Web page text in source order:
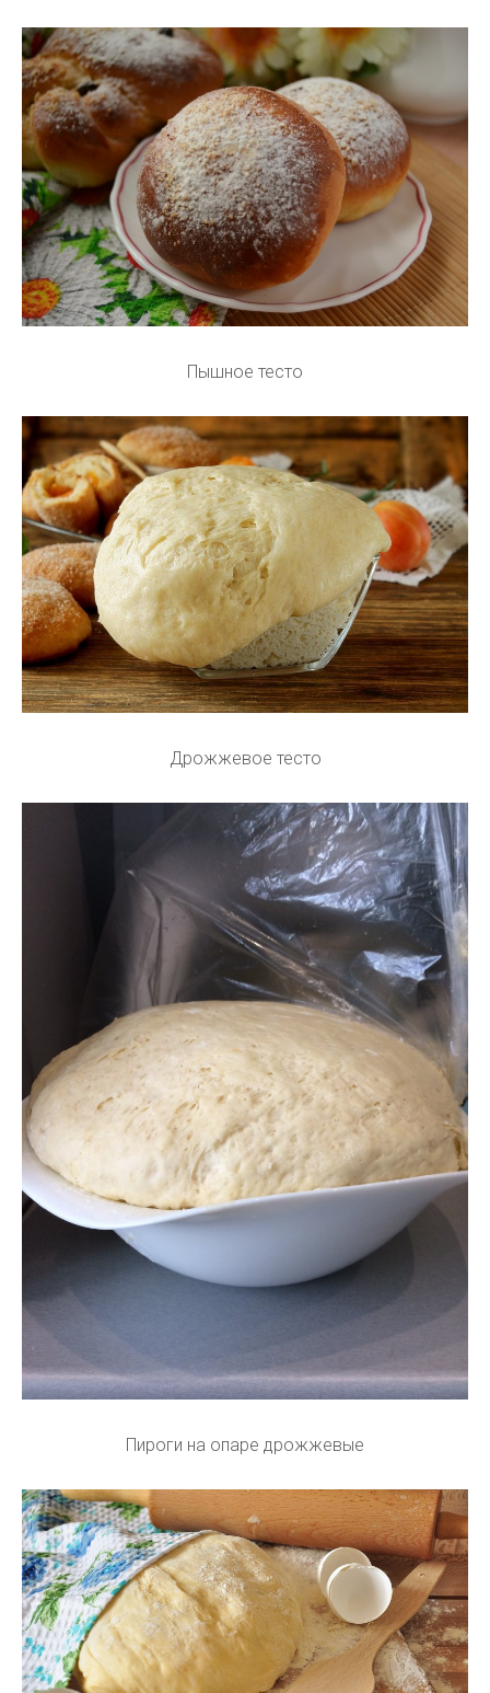
Пышное тесто
Дрожжевое тесто
Пироги на опаре дрожжевые